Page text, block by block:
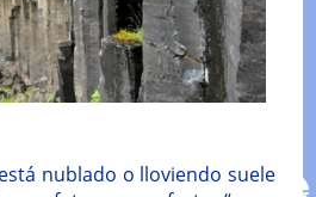
nublado o lloviendo suele